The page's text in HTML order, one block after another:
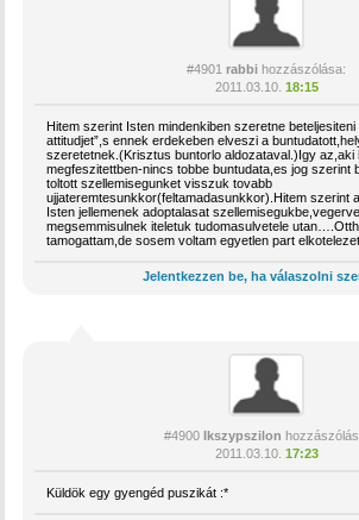
#4901 rabbi hozzászólása:
2011.03.10. 18:15
Hitem szerint Isten mindenkiben szeretne beteljesiteni
attitudjet”,s ennek erdekeben elveszi a
szeretetnek.(Krisztus buntorlo aldozataval.)Igy
megfeszitettben-nincs tobbe buntudata,es jog szerint
toltott szellemisegunket visszuk tovabb
ujjateremtesunkkor(feltamadasunkkor).Hitem szerint
Isten jellemenek adoptalasat
megsemmisulnek iteletuk tudomasulvetele
tamogattam,de sosem voltam egyetlen part
Jelentkezzen be, ha válaszolni
#4900 Ikszypszilon
2011.03.10. 17:23
Küldök egy gyengéd puszikát :*